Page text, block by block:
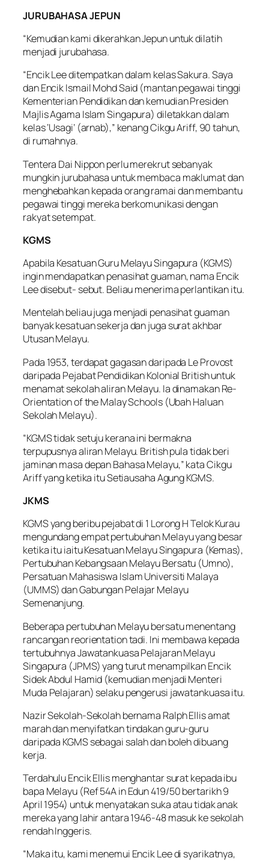
JURUBAHASA JEPUN
“Kemudian kami dikerahkan Jepun untuk dilatih
menjadi jurubahasa.
“Encik Lee ditempatkan dalam kelas Sakura. Saya
dan Encik Ismail Mohd Said (mantan pegawai tinggi
Kementerian Pendidikan dan kemudian Presiden
Majlis Agama Islam Singapura) diletakkan dalam
kelas ‘Usagi’ (arnab),” kenang Cikgu Ariff, 90 tahun,
di rumahnya.
Tentera Dai Nippon perlu merekrut sebanyak
mungkin jurubahasa untuk membaca maklumat dan
menghebahkan kepada orang ramai dan membantu
pegawai tinggi mereka berkomunikasi dengan
rakyat setempat.
KGMS
Apabila Kesatuan Guru Melayu Singapura (KGMS)
ingin mendapatkan penasihat guaman, nama Encik
Lee disebut- sebut. Beliau menerima perlantikan itu.
Mentelah beliau juga menjadi penasihat guaman
banyak kesatuan sekerja dan juga surat akhbar
Utusan Melayu.
Pada 1953, terdapat gagasan daripada Le Provost
daripada Pejabat Pendidikan Kolonial British untuk
menamat sekolah aliran Melayu. Ia dinamakan Re-
Orientation of the Malay Schools (Ubah Haluan
Sekolah Melayu).
“KGMS tidak setuju kerana ini bermakna
terpupusnya aliran Melayu. British pula tidak beri
jaminan masa depan Bahasa Melayu,” kata Cikgu
Ariff yang ketika itu Setiausaha Agung KGMS.
JKMS
KGMS yang beribu pejabat di 1 Lorong H Telok Kurau
mengundang empat pertubuhan Melayu yang besar
ketika itu iaitu Kesatuan Melayu Singapura (Kemas),
Pertubuhan Kebangsaan Melayu Bersatu (Umno),
Persatuan Mahasiswa Islam Universiti Malaya
(UMMS) dan Gabungan Pelajar Melayu
Semenanjung.
Beberapa pertubuhan Melayu bersatu menentang
rancangan reorientation tadi. Ini membawa kepada
tertubuhnya Jawatankuasa Pelajaran Melayu
Singapura (JPMS) yang turut menampilkan Encik
Sidek Abdul Hamid (kemudian menjadi Menteri
Muda Pelajaran) selaku pengerusi jawatankuasa itu.
Nazir Sekolah-Sekolah bernama Ralph Ellis amat
marah dan menyifatkan tindakan guru-guru
daripada KGMS sebagai salah dan boleh dibuang
kerja.
Terdahulu Encik Ellis menghantar surat kepada ibu
bapa Melayu (Ref 54A in Edun 419/50 bertarikh 9
April 1954) untuk menyatakan suka atau tidak anak
mereka yang lahir antara 1946-48 masuk ke sekolah
rendah Inggeris.
“Maka itu, kami menemui Encik Lee di syarikatnya,